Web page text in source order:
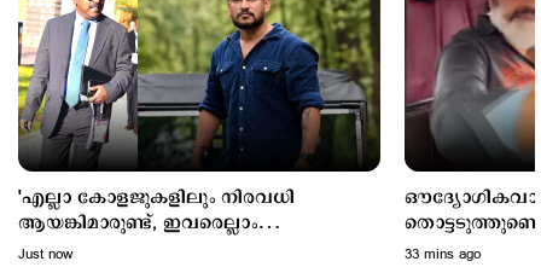
Latest
അര്‍ജുന്‍ ആയങ്കിക്കായി അരിച്ചുപെറുക്കി പൊലീസ്;
ഒളിവില്‍ പോകാന്‍ സഹായിച്ച നാലുപേര്‍
കസ്റ്റഡിയില്‍
3 hours ago
'എല്ലാ കോളജുകളിലും നിരവധി
ആയങ്കിമാരുണ്ട്, ഇവരെല്ലാം
എംഎൽഎയും മേയറും മന്ത്രിയുമൊക്കെ
Just now
പിടിച്ച്
33 mins ago